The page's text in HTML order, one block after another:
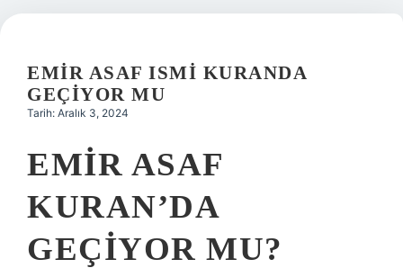
Yasal Uyarı
EMIR ASAF ISMI KURANDA
GEÇIYOR MU
Tarih: Aralık 3, 2024
EMIR ASAF
KURAN’DA
GEÇIYOR MU?